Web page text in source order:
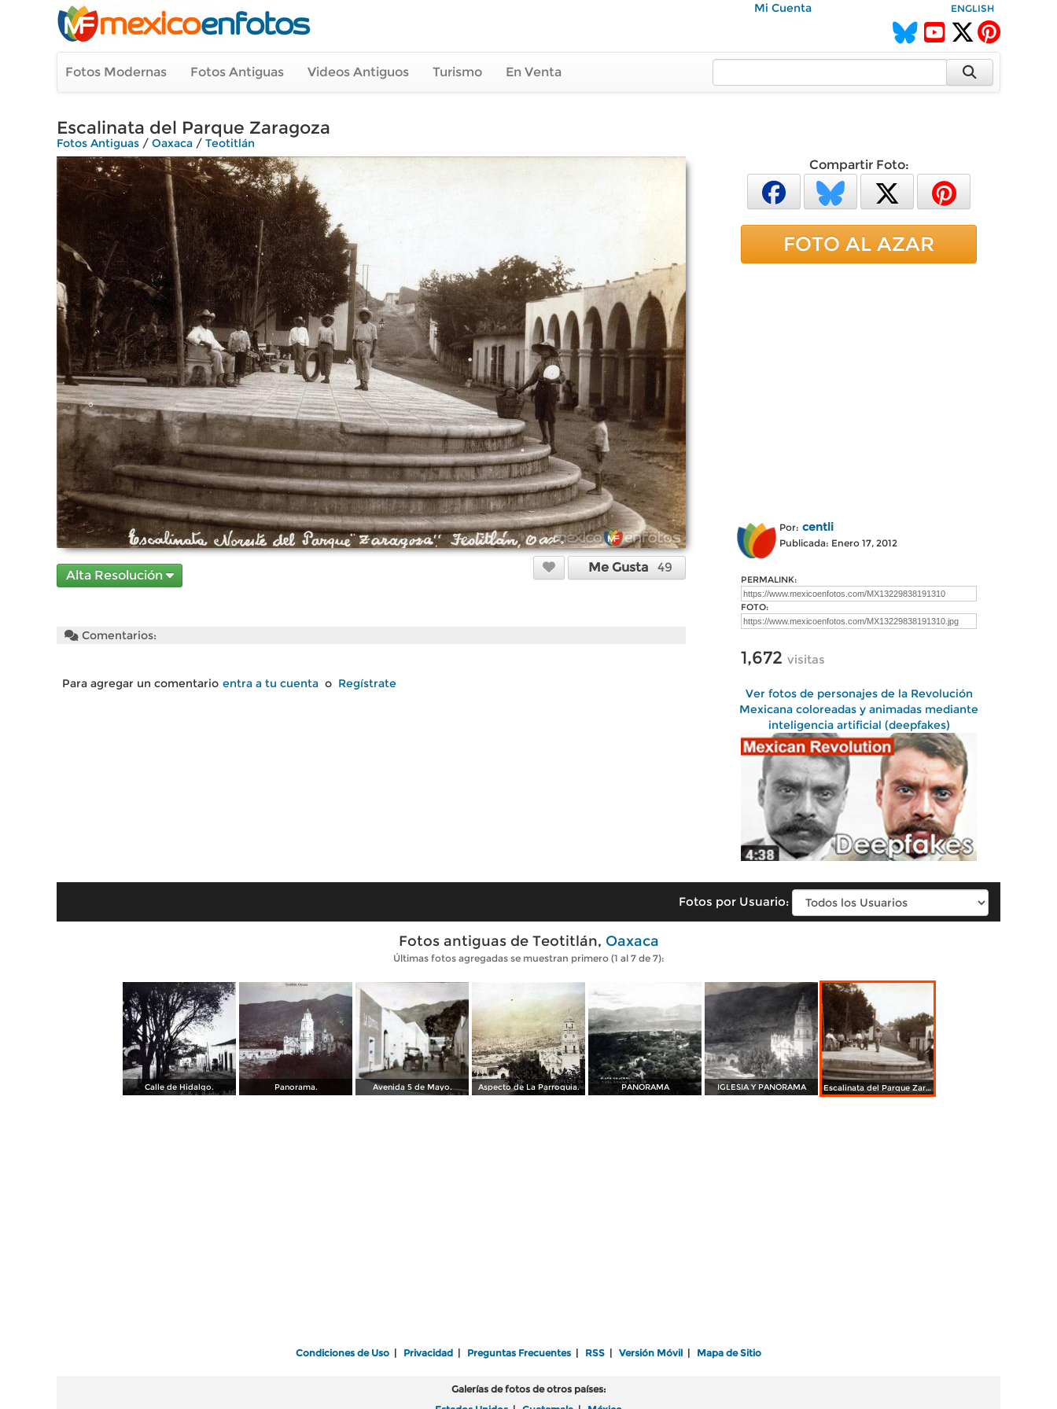
Mi Cuenta ENGLISH
Fotos Modernas Fotos Antiguas Videos Antiguos Turismo En Venta
Escalinata del Parque Zaragoza
Fotos Antiguas / Oaxaca / Teotitlán
Alta Resolución
Me Gusta 49
Comentarios:
Para agregar un comentario entra a tu cuenta o Regístrate
Compartir Foto:
FOTO AL AZAR
Por: centli
Publicada: Enero 17, 2012
PERMALINK:
FOTO:
1,672 visitas
Ver fotos de personajes de la Revolución
Mexicana coloreadas y animadas mediante
inteligencia artificial (deepfakes)
Fotos por Usuario:
Fotos antiguas de Teotitlán, Oaxaca
Últimas fotos agregadas se muestran primero (1 al 7 de 7):
Calle de Hidalgo. Panorama. Avenida 5 de Mayo. Aspecto de La Parroquia. PANORAMA IGLESIA Y PANORAMA Escalinata del Parque Zaragoza
Condiciones de Uso Privacidad Preguntas Frecuentes RSS Versión Móvil Mapa de Sitio
Galerías de fotos de otros países: